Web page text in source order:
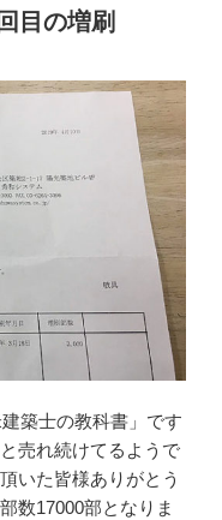
目の増刷
築士の教科書」です
売れ続けてるようで
いた皆様ありがとう
数17000部となりま